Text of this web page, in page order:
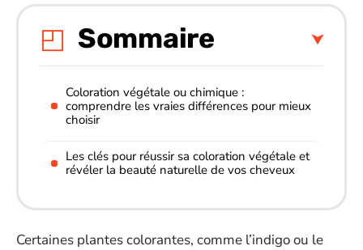
Sommaire
Coloration végétale ou chimique :
comprendre les vraies différences pour mieux
choisir
Les clés pour réussir sa coloration végétale et
révéler la beauté naturelle de vos cheveux
Certaines plantes colorantes, comme l’indigo ou le